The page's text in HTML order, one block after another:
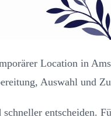
Location in
Auswahl und
entscheiden.